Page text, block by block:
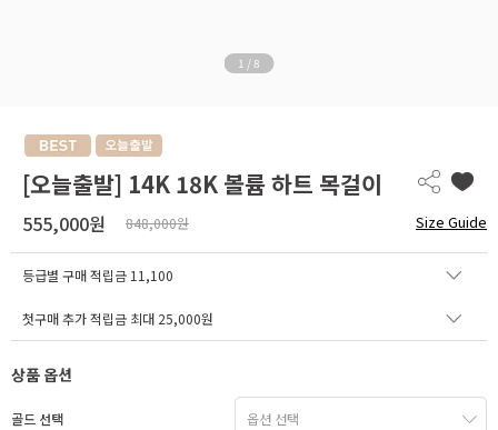
1 /8
[오늘출발] 14K 18K 볼륨 하트 목걸이
555,000원 848,000원 Size Guide
등급별 구매 적립금 11,100
첫구매 추가 적립금 최대 25,000원
상품 옵션
골드 선택